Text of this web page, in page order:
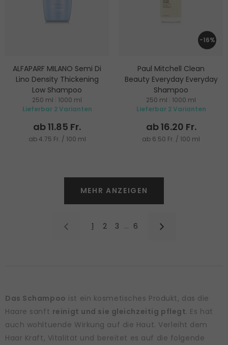
ALFAPARF MILANO Semi Di
Lino Density Thickening
Low Shampoo
Shampoo
250 ml
1000 ml
Lieferbar 2 Varianten
ab 11.85 Fr.
ab 4.75 Fr. / 100 ml
-16%
Paul Mitchell Clean
Beauty Everyday Everyday
Shampoo
Shampoo
250 ml
1000 ml
Lieferbar 2 Varianten
ab 16.20 Fr.
ab 6.50 Fr. / 100 ml
MEHR ANZEIGEN
1 2 3 … 6
Das Schampoo ist ein kosmetisches Produkt, das die
Haare sanft reinigt und sie gleichzeitig pflegt. Es hat
auch wohltuende Wirkung auf die Haut. Verleiht dem
Haar Kraft, Vitalität und bereitet es auf die folgende